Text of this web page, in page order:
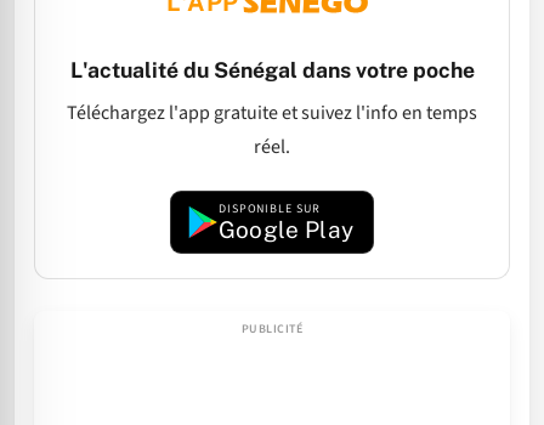
L'actualité du Sénégal dans votre poche
Téléchargez l'app gratuite et suivez l'info en temps
réel.
DISPONIBLE SUR
Google Play